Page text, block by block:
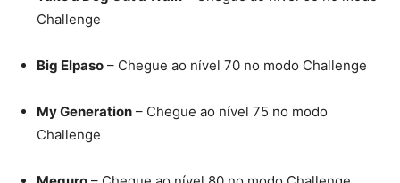
Challenge
Big Elpaso – Chegue ao nível 70 no modo Challenge
My Generation – Chegue ao nível 75 no modo
Challenge